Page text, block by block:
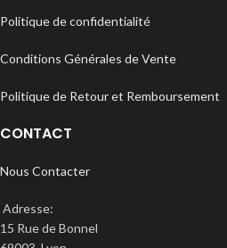
Politique de confidentialité
Conditions Générales de Vente
Politique de Retour et Remboursement
CONTACT
Nous Contacter
Adresse:
15 Rue de Bonnel